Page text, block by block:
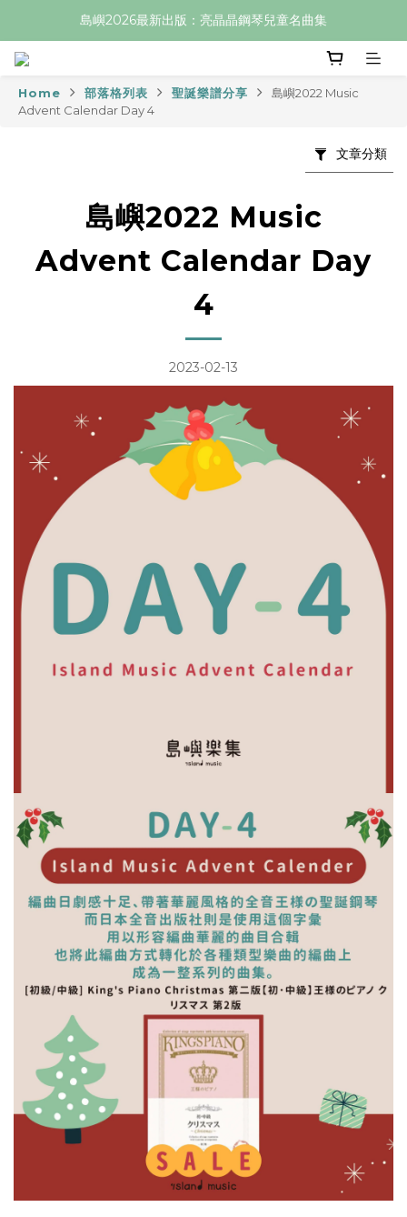
島嶼2026最新出版：亮晶晶鋼琴兒童名曲集
Home 部落格列表 聖誕樂譜分享
島嶼2022 Music
Advent Calendar Day 4
文章分類
島嶼2022 Music
Advent Calendar Day
4
2023-02-13